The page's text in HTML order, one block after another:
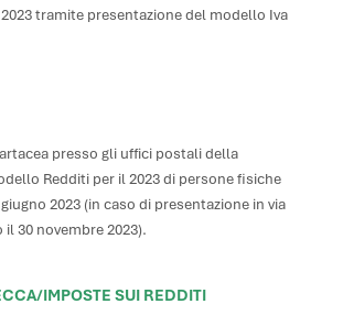
tramite presentazione del modello Iva
presso gli uffici postali della
Redditi per il 2023 di persone fisiche
2023 (in caso di presentazione in via
30 novembre 2023).
IMPOSTE SUI REDDITI